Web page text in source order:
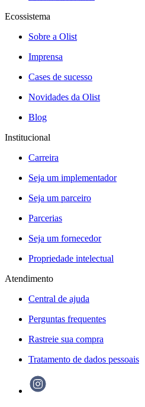
Ecossistema
Sobre a Olist
Imprensa
Cases de sucesso
Novidades da Olist
Blog
Institucional
Carreira
Seja um implementador
Seja um parceiro
Parcerias
Seja um fornecedor
Propriedade intelectual
Atendimento
Central de ajuda
Perguntas frequentes
Rastreie sua compra
Tratamento de dados pessoais